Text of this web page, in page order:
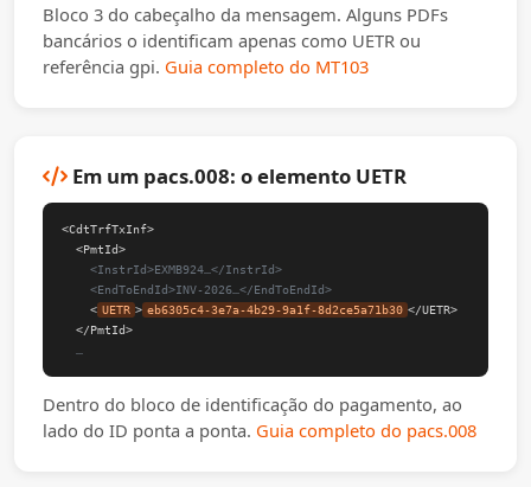
Bloco 3 do cabeçalho da mensagem. Alguns PDFs
bancários o identificam apenas como UETR ou
referência gpi. Guia completo do MT103
Em um pacs.008: o elemento UETR
<CdtTrfTxInf>
<PmtId>
<InstrId>EXMB924…</InstrId>
<EndToEndId>INV-2026…</EndToEndId>
< UETR > eb6305c4-3e7a-4b29-9a1f-8d2ce5a71b30 </UETR>
</PmtId>
Dentro do bloco de identificação do pagamento, ao
lado do ID ponta a ponta. Guia completo do pacs.008